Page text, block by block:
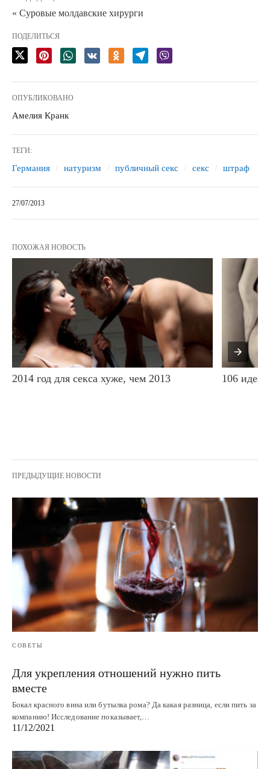
« Суровые молдавские хирурги
ПОДЕЛИТЬСЯ
ОПУБЛИКОВАНО
Амелия Кранк
ТЕГИ:
Германия натуризм публичный секс секс штраф
27/07/2013
ПОХОЖАЯ НОВОСТЬ
2014 год для секса хуже, чем 2013 106
ПРЕДЫДУЩИЕ НОВОСТИ
СОВЕТЫ
Для укрепления отношений нужно пить
вместе
Бокал красного вина или бутылка рома? Да какая разница, если пить за
компанию! Исследование показывает,…
11/12/2021